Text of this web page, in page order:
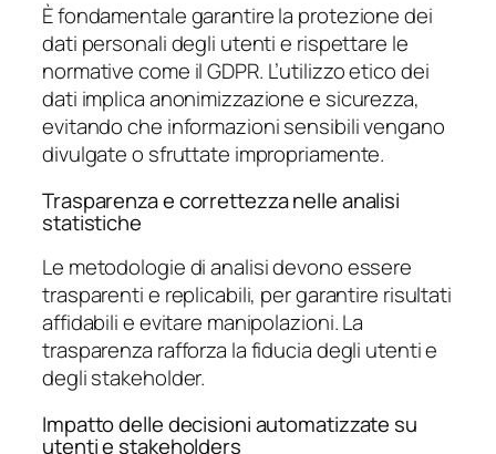
È fondamentale garantire la protezione dei
dati personali degli utenti e rispettare le
normative come il GDPR. L’utilizzo etico dei
dati implica anonimizzazione e sicurezza,
evitando che informazioni sensibili vengano
divulgate o sfruttate impropriamente.
Trasparenza e correttezza nelle analisi
statistiche
Le metodologie di analisi devono essere
trasparenti e replicabili, per garantire risultati
affidabili e evitare manipolazioni. La
trasparenza rafforza la fiducia degli utenti e
degli stakeholder.
Impatto delle decisioni automatizzate su
utenti e stakeholders